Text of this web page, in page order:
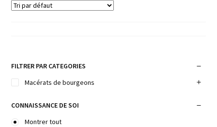
FILTRER PAR CATEGORIES
Macérats de bourgeons
CONNAISSANCE DE SOI
Montrer tout